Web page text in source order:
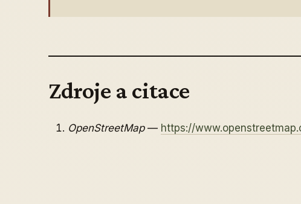
Zdroje a citace
OpenStreetMap— https://